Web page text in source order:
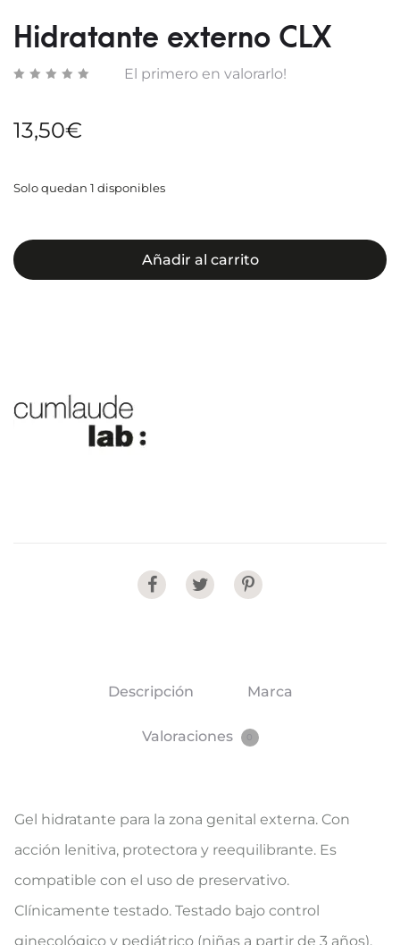
Hidratante externo CLX
El primero en valorarlo!
13,50€
Solo quedan 1 disponibles
Añadir al carrito
Share
Descripción Marca
Valoraciones
Gel hidratante para la zona genital externa. Con
acción lenitiva, protectora y reequilibrante. Es
compatible con el uso de preservativo.
Clínicamente testado. Testado bajo control
ginecológico y pediátrico (niñas a partir de 3 años).